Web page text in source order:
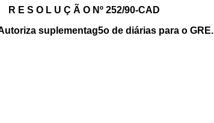
R E S O L U Ç Ã O Nº 252/90-CAD
suplementag5o de diárias para o GRE.